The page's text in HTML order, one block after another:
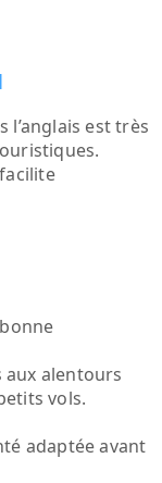
l’anglais est très
aux alentours
vols.
adaptée avant